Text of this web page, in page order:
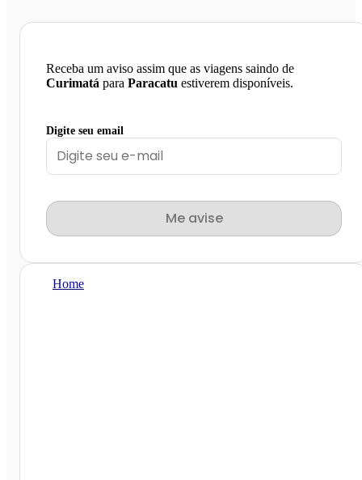
Receba um aviso assim que as viagens saindo de
Curimatá para Paracatu estiverem disponíveis.
Digite seu email
Me avise
Home